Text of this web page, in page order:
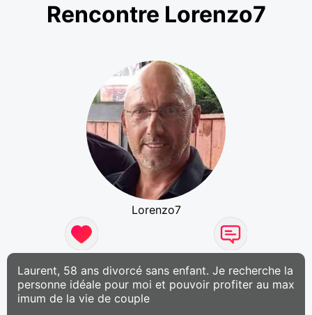
Rencontre Lorenzo7
Lorenzo7
Laurent, 58 ans divorcé sans enfant. Je recherche la
personne idéale pour moi et pouvoir profiter au max
imum de la vie de couple